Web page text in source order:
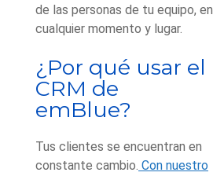
de las personas de tu equipo, en
cualquier momento y lugar.
¿Por qué usar el
CRM de
emBlue?
Tus clientes se encuentran en
constante cambio. Con nuestro